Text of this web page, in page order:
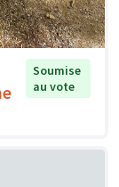
Soumise
au vote